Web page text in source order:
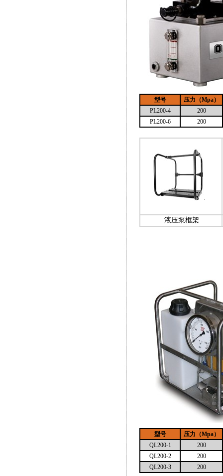
型号 压力（Mpa）
PL200-4
200
PL200-6
200
液压泵框架
型号 压力（Mpa）
QL200-1
200
QL200-2
200
QL200-3
200